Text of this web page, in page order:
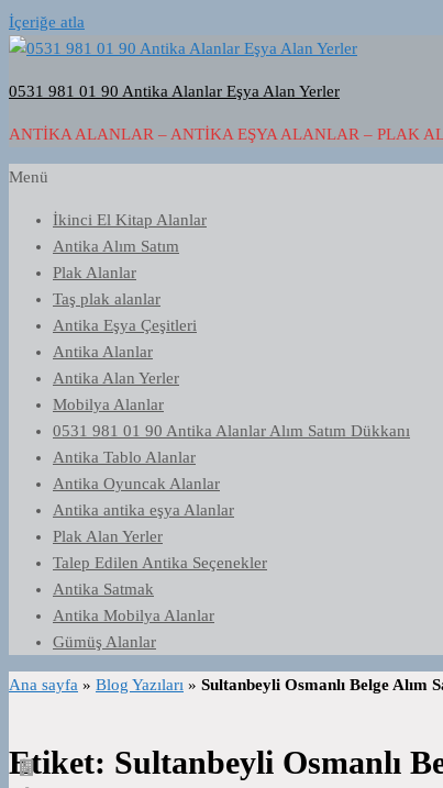
İçeriğe atla
0531 981 01 90 Antika Alanlar Eşya Alan Yerler
ANTIKA ALANLAR – ANTIKA EŞYA ALANLAR – PLAK
Menü
İkinci El Kitap Alanlar
Antika Alım Satım
Plak Alanlar
Taş plak alanlar
Antika Eşya Çeşitleri
Antika Alanlar
Antika Alan Yerler
Mobilya Alanlar
0531 981 01 90 Antika Alanlar Alım Satım Dükkanı
Antika Tablo Alanlar
Antika Oyuncak Alanlar
Antika antika eşya Alanlar
Plak Alan Yerler
Talep Edilen Antika Seçenekler
Antika Satmak
Antika Mobilya Alanlar
Gümüş Alanlar
Ana sayfa » Blog Yazıları » Sultanbeyli Osmanlı Belge Alım
Etiket: Sultanbeyli Osmanlı